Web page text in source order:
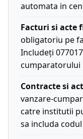
automata in
Facturi si acte
obligatoriu pe
Includeți
cumparatorului
Contracte si
vanzare-
catre institutii
sa includa